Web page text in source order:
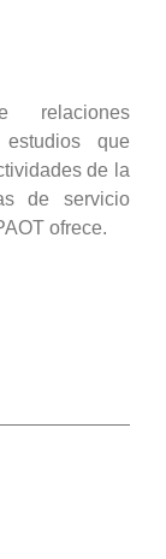
que
de la
de servicio
ofrece.